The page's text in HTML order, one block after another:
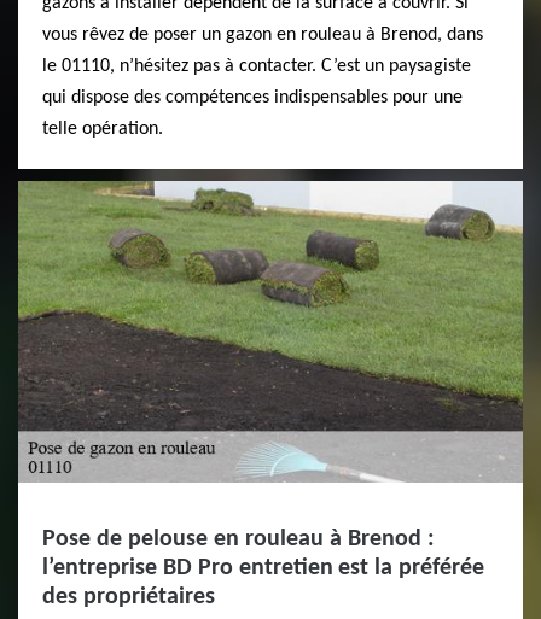
vous rêvez de poser un gazon en rouleau à Brenod, dans
le 01110, n’hésitez pas à contacter. C’est un paysagiste
qui dispose des compétences indispensables pour une
telle opération.
Pose de pelouse en rouleau à Brenod :
l’entreprise BD Pro entretien est la préférée
des propriétaires